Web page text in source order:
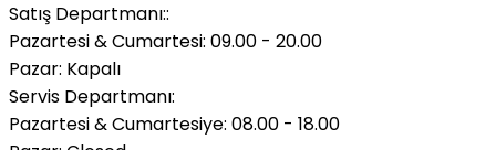
Satış Departmanı::
Pazartesi & Cumartesi: 09.00 - 20.00
Pazar: Kapalı
Servis Departmanı:
Pazartesi & Cumartesiye: 08.00 - 18.00